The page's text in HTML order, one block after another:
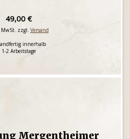
49,00 €
zzgl. Versand
innerhalb
1-2 Arbeitstage
Mergentheimer